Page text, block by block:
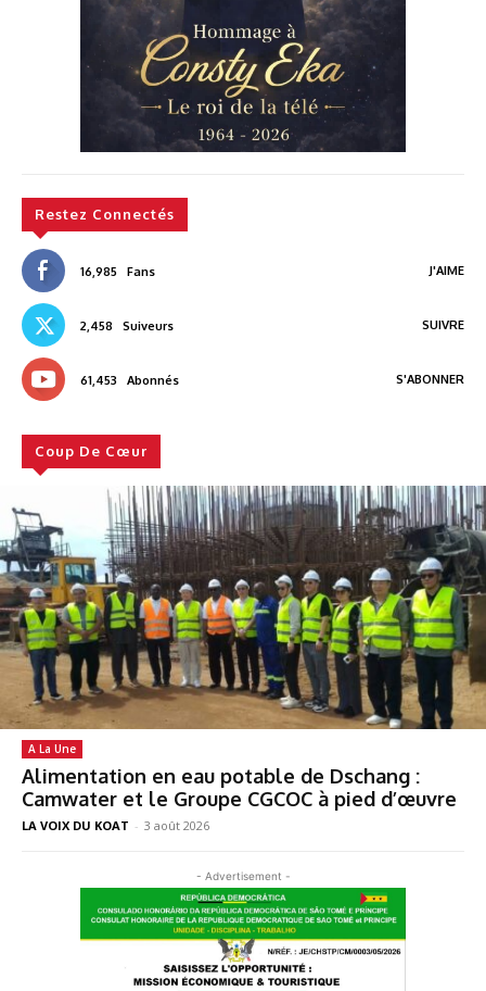
Restez Connectés
16,985 Fans J'AIME
2,458 Suiveurs SUIVRE
61,453 Abonnés S'ABONNER
Coup De Cœur
A La Une
Alimentation en eau potable de Dschang :
Camwater et le Groupe CGCOC à pied d’œuvre
LA VOIX DU KOAT - 3 août 2026
- Advertisement -